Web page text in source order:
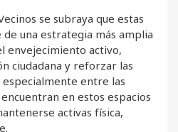
se subraya que estas
una estrategia más amplia
envejecimiento activo,
ciudadana y reforzar las
entre las
en estos espacios
activas física,